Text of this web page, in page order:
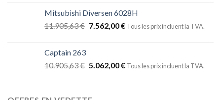
Mitsubishi Diversen 6028H
11.905,63€ 7.562,00€ Tous les prix incluent la TVA.
Captain 263
10.905,63€ 5.062,00€ Tous les prix incluent la TVA.